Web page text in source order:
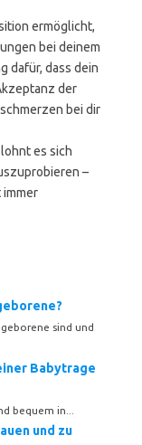
ermöglicht,
bei deinem
dafür, dass dein
der
bei dir
es sich
–
immer
sind und
Babytrage
bequem in...
und zu